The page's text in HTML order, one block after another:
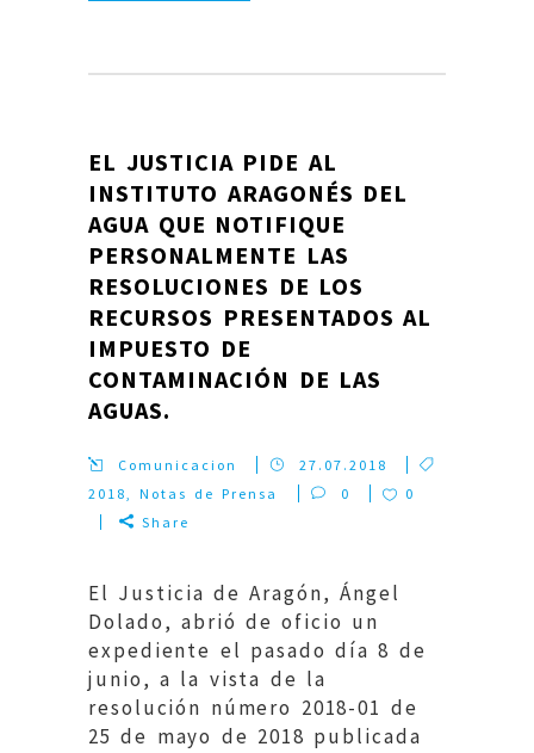
EL JUSTICIA PIDE AL
INSTITUTO ARAGONÉS DEL
AGUA QUE NOTIFIQUE
PERSONALMENTE LAS
RESOLUCIONES DE LOS
RECURSOS PRESENTADOS AL
IMPUESTO DE
CONTAMINACIÓN DE LAS
AGUAS.
Comunicacion
27.07.2018
2018,Notas de Prensa 0
0
Share
El Justicia de Aragón, Ángel
Dolado, abrió de oficio un
expediente el pasado día 8 de
junio, a la vista de la
resolución número 2018-01 de
25 de mayo de 2018 publicada